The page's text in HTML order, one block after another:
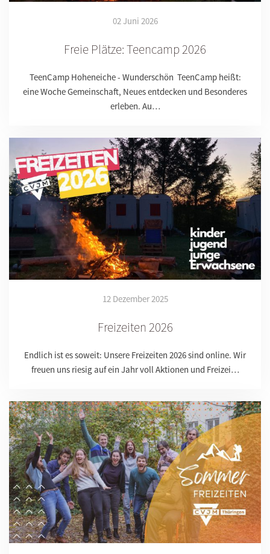
02 Juni 2026
Freie Plätze: Teencamp 2026
TeenCamp Hoheneiche - Wunderschön TeenCamp heißt:
eine Woche Gemeinschaft, Neues entdecken und Besonderes
erleben. Au…
12 Dezember 2025
Freizeiten 2026
Endlich ist es soweit: Unsere Freizeiten 2026 sind online. Wir
freuen uns riesig auf ein Jahr voll Aktionen und Freizei…